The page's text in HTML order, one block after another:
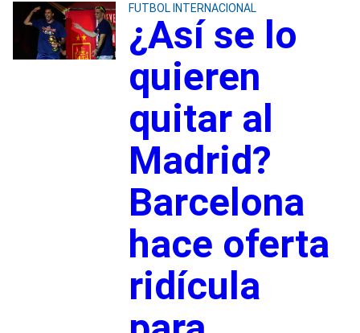
FUTBOL INTERNACIONAL
¿Así se lo
quieren
quitar al
Madrid?
Barcelona
hace oferta
ridícula